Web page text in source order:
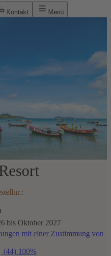
Kontakt Menü
1 / 22
bis Oktober 2027
mit einer Zustimmung von
(44) 100%